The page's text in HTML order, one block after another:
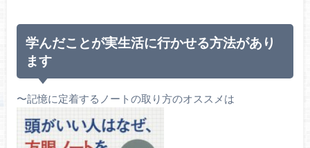
学んだことが実生活に行かせる方法があり
ます
〜記憶に定着するノートの取り方のオススメは